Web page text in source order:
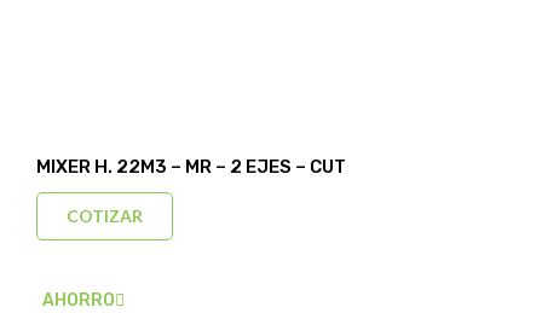
MIXER H. 22M3 – MR – 2 EJES – CUT
COTIZAR
AHORRO